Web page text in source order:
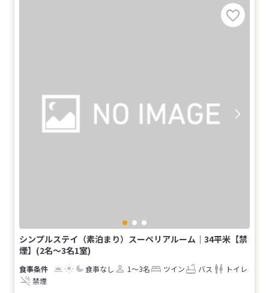
シンプルステイ（素泊まり）スーペリアルーム｜34平米【禁
煙】(2名～3名1室)
食事なし 1～3名 ツイン バス
トイレ
禁煙